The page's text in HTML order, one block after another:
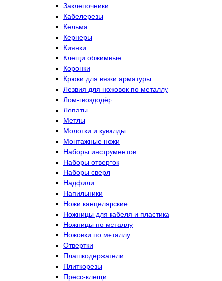
Заклепочники
Кабелерезы
Кельма
Кернеры
Киянки
Клещи обжимные
Коронки
Крюки для вязки арматуры
Лезвия для ножовок по металлу
Лом-гвоздодёр
Лопаты
Метлы
Молотки и кувалды
Монтажные ножи
Наборы инструментов
Наборы отверток
Наборы сверл
Надфили
Напильники
Ножи канцелярские
Ножницы для кабеля и пластика
Ножницы по металлу
Ножовки по металлу
Отвертки
Плашкодержатели
Плиткорезы
Пресс-клещи